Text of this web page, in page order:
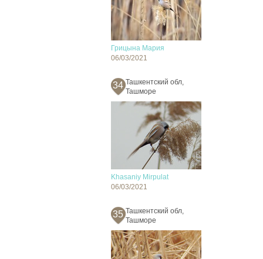
Грицына Мария
06/03/2021
34 Ташкентский обл,
Ташморе
Khasaniy Mirpulat
06/03/2021
35 Ташкентский обл,
Ташморе